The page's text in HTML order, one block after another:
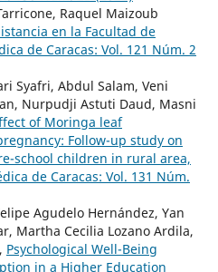
Raquel Maizoub
en la Facultad de
de Caracas: Vol. 121 Núm. 2
Syafri, Abdul Salam, Veni
Nurpudji Astuti Daud, Masni
of Moringa leaf
Follow-up study on
school children in rural area,
de Caracas: Vol. 131 Núm.
Agudelo Hernández, Yan
Martha Cecilia Lozano Ardila,
Psychological Well-Being
in a Higher Education